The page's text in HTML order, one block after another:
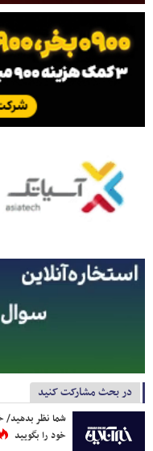
در بحث مشارکت کنید
شما نظر بدهید/
خود را بگویید